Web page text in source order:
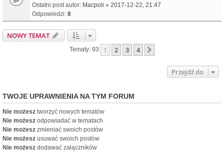
Ostatni post autor: Macpoli » 2017-12-22, 21:47
Odpowiedzi: 8
NOWY TEMAT
Tematy: 93 1 2 3 4
Przejdź do
TWOJE UPRAWNIENIA NA TYM FORUM
Nie możesz tworzyć nowych tematów
Nie możesz odpowiadać w tematach
Nie możesz zmieniać swoich postów
Nie możesz usuwać swoich postów
Nie możesz dodawać załączników